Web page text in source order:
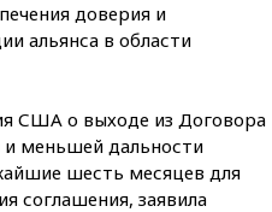
доверия и
альянса в области
США о выходе из Договора
и меньшей дальности
шесть месяцев для
соглашения, заявила